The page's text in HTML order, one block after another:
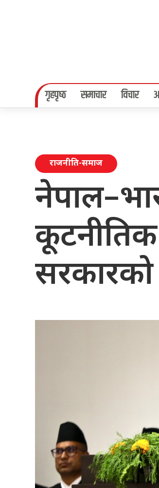
गृहपृष्‍ठ समाचार विचार
राजनीति-समाज
कूटनीतिक
सरकारको